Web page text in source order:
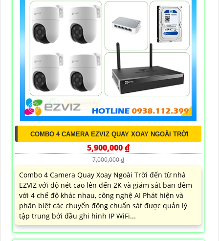
COMBO 4 CAMERA EZVIZ QUAY XOAY NGOÀI TRỜI
5,900,000 ₫
7,000,000 ₫
Combo 4 Camera Quay Xoay Ngoài Trời đến từ nhà
EZVIZ với độ nét cao lên đến 2K và giám sát ban đêm
với 4 chế độ khác nhau, công nghệ AI Phát hiện và
phân biệt các chuyển động chuẩn sát được quản lý
tập trung bởi đầu ghi hình IP WiFi...